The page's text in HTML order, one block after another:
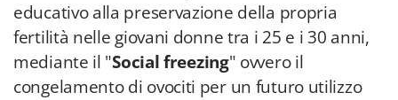
educativo alla preservazione della propria
fertilità nelle giovani donne tra i 25 e i 30 anni,
mediante il "Social freezing" ovvero il
congelamento di ovociti per un futuro utilizzo